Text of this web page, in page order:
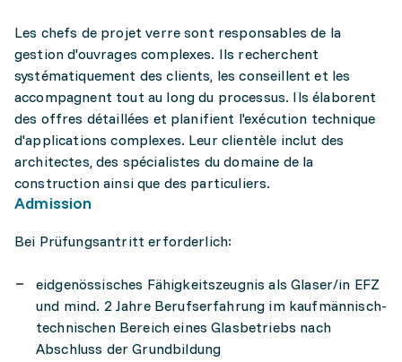
Les chefs de projet verre sont responsables de la
gestion d'ouvrages complexes. Ils recherchent
systématiquement des clients, les conseillent et les
accompagnent tout au long du processus. Ils élaborent
des offres détaillées et planifient l'exécution technique
d'applications complexes. Leur clientèle inclut des
architectes, des spécialistes du domaine de la
construction ainsi que des particuliers.
Admission
Bei Prüfungsantritt erforderlich:
eidgenössisches Fähigkeitszeugnis als Glaser/in EFZ
und mind. 2 Jahre Berufserfahrung im kaufmännisch-
technischen Bereich eines Glasbetriebs nach
Abschluss der Grundbildung